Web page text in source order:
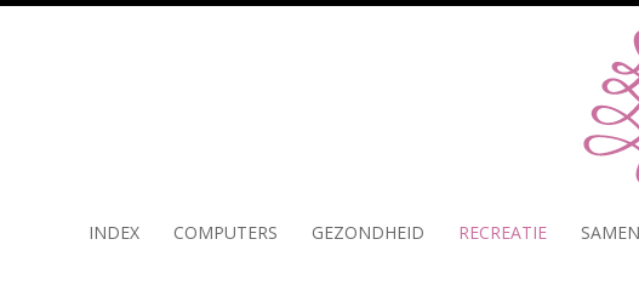
INDEX COMPUTERS GEZONDHEID RECREATIE